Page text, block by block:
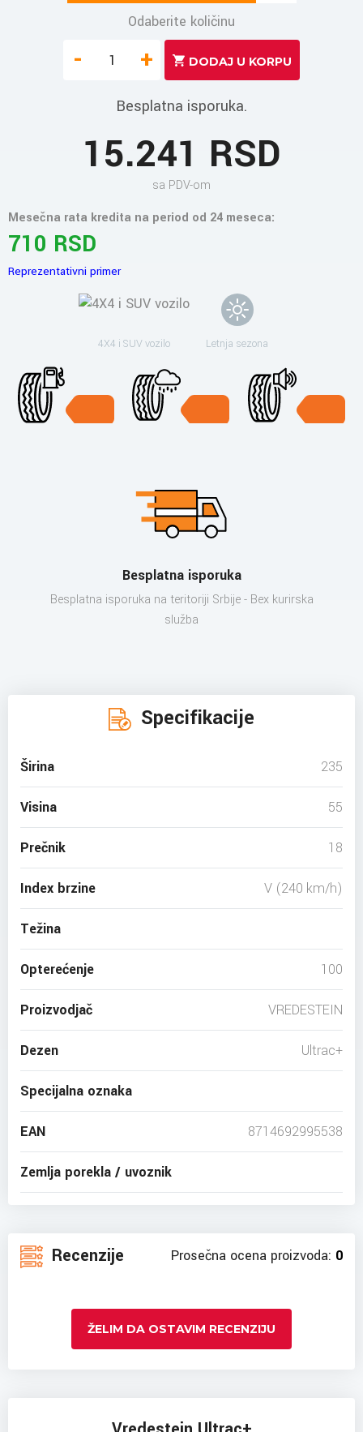
Odaberite količinu
- +
Besplatna isporuka.
15.241 RSD
sa PDV-om
Mesečna rata kredita na period od 24 meseca:
710 RSD
Reprezentativni primer
4X4 i SUV vozilo Letnja sezona
Besplatna isporuka
Besplatna isporuka na teritoriji Srbije - Bex kurirska
služba
Specifikacije
Širina 235
Visina 55
Prečnik 18
Index brzine V (240 km/h)
Težina
Opterećenje 100
Proizvodjač VREDESTEIN
Dezen Ultrac+
Specijalna oznaka
EAN 8714692995538
Zemlja porekla / uvoznik
Recenzije Prosečna ocena proizvoda: 0
ŽELIM DA OSTAVIM RECENZIJU